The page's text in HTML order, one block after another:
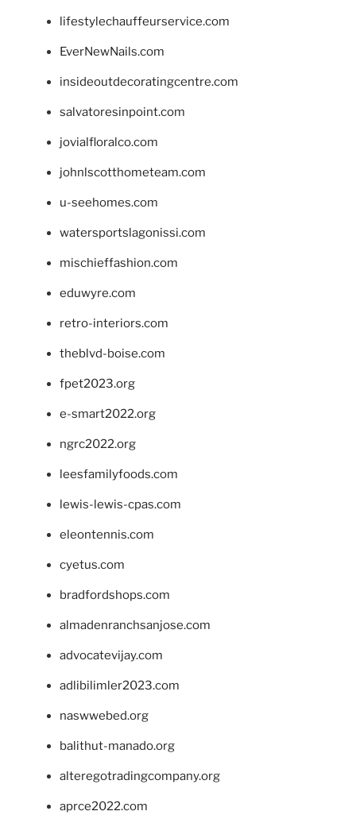
lifestylechauffeurservice.com
EverNewNails.com
insideoutdecoratingcentre.com
salvatoresinpoint.com
jovialfloralco.com
johnlscotthometeam.com
u-seehomes.com
watersportslagonissi.com
mischieffashion.com
eduwyre.com
retro-interiors.com
theblvd-boise.com
fpet2023.org
e-smart2022.org
ngrc2022.org
leesfamilyfoods.com
lewis-lewis-cpas.com
eleontennis.com
cyetus.com
bradfordshops.com
almadenranchsanjose.com
advocatevijay.com
adlibilimler2023.com
naswwebed.org
balithut-manado.org
alteregotradingcompany.org
aprce2022.com